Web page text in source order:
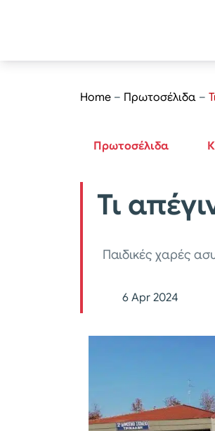
Home – Πρωτοσέλιδα –
Πρωτοσέλιδα
Τι
Παιδικές χαρές
6 Apr 2024